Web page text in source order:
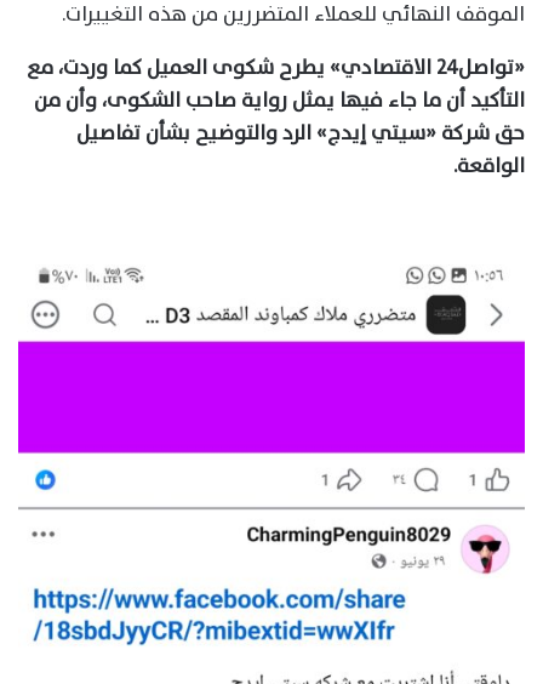
الموقف النهائي للعملاء المتضررين من هذه التغييرات.
«تواصل٢٤ الاقتصادي» يطرح شكوى العميل كما وردت، مع
التأكيد أن ما جاء فيها يمثل رواية صاحب الشكوى، وأن من
حق شركة «سيتي إيدج» الرد والتوضيح بشأن تفاصيل
الواقعة.